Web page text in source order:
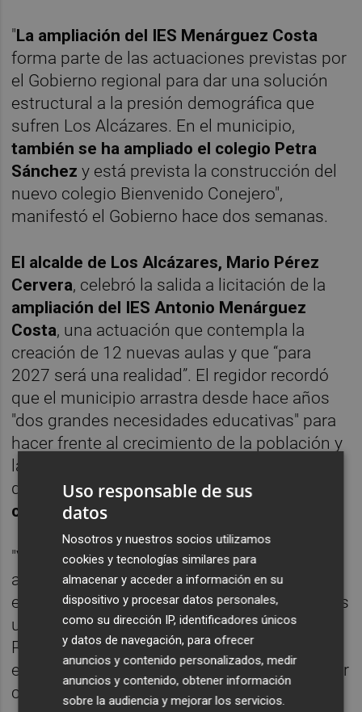
"La ampliación del IES Menárguez Costa
forma parte de las actuaciones previstas por
el Gobierno regional para dar una solución
estructural a la presión demográfica que
sufren Los Alcázares. En el municipio,
también se ha ampliado el colegio Petra
Sánchezy está prevista la construcción del
nuevo colegio Bienvenido Conejero",
manifestó el Gobierno hace dos semanas.
El alcalde de Los Alcázares, Mario Pérez
Cervera, celebró la salida a licitación de la
ampliación del IES Antonio Menárguez
Costa, una actuación que contempla la
creación de 12 nuevas aulas y que “para
2027 será una realidad”. El regidor recordó
que el municipio arrastra desde hace años
"dos grandes necesidades educativas" para
hacer frente al crecimiento de la población y
la masificación de los centros: la ampliación
del instituto y la construcción del
colegio Bienvenido Conejero.
"Vemos que se están dando pasos, incluso
agigantados, porque lo que antes era una
exigencia que no se había cumplido ahora es
una exigencia que ya es contratable", señaló
Pérez Cervera, quien destacó que los
expedientes "ya pueden revisarse incluso por
cualquier ciudadano”.No obstante, admitió
Uso responsable de sus
datos
Nosotros y nuestros socios utilizamos
cookies y tecnologías similares para
almacenar y acceder a información en su
dispositivo y procesar datos personales,
como su dirección IP, identificadores únicos
y datos de navegación, para ofrecer
anuncios y contenido personalizados, medir
anuncios y contenido, obtener información
sobre la audiencia y mejorar los servicios.